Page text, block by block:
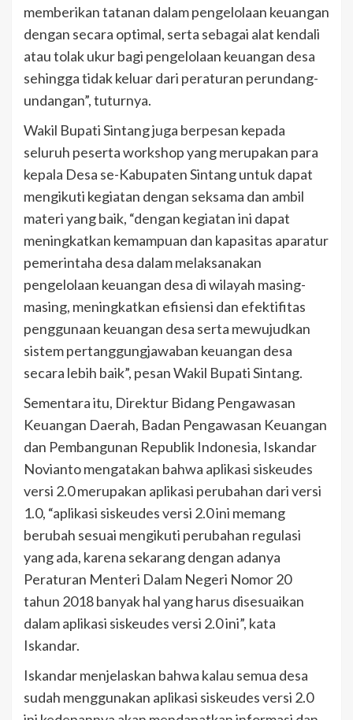
memberikan tatanan dalam pengelolaan keuangan
dengan secara optimal, serta sebagai alat kendali
atau tolak ukur bagi pengelolaan keuangan desa
sehingga tidak keluar dari peraturan perundang-
undangan”, tuturnya.
Wakil Bupati Sintang juga berpesan kepada
seluruh peserta workshop yang merupakan para
kepala Desa se-Kabupaten Sintang untuk dapat
mengikuti kegiatan dengan seksama dan ambil
materi yang baik, “dengan kegiatan ini dapat
meningkatkan kemampuan dan kapasitas aparatur
pemerintaha desa dalam melaksanakan
pengelolaan keuangan desa di wilayah masing-
masing, meningkatkan efisiensi dan efektifitas
penggunaan keuangan desa serta mewujudkan
sistem pertanggungjawaban keuangan desa
secara lebih baik”, pesan Wakil Bupati Sintang.
Sementara itu, Direktur Bidang Pengawasan
Keuangan Daerah, Badan Pengawasan Keuangan
dan Pembangunan Republik Indonesia, Iskandar
Novianto mengatakan bahwa aplikasi siskeudes
versi 2.0 merupakan aplikasi perubahan dari versi
1.0, “aplikasi siskeudes versi 2.0 ini memang
berubah sesuai mengikuti perubahan regulasi
yang ada, karena sekarang dengan adanya
Peraturan Menteri Dalam Negeri Nomor 20
tahun 2018 banyak hal yang harus disesuaikan
dalam aplikasi siskeudes versi 2.0 ini”, kata
Iskandar.
Iskandar menjelaskan bahwa kalau semua desa
sudah menggunakan aplikasi siskeudes versi 2.0